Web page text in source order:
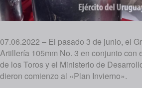
07.06.2022 – El pasado 3 de junio, el
Artillería 105mm No. 3 en conjunto con
de los Toros y el Ministerio de
dieron comienzo al «Plan Invierno».